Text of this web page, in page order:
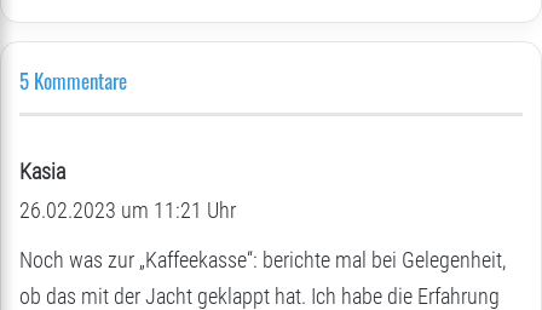
Namen
absolut
verdient!
5 Kommentare
Kasia
a
t
26.02.2023 um 11:21 Uhr
Noch was zur „Kaffeekasse“: berichte mal bei Gelegenheit,
ob das mit der Jacht geklappt hat. Ich habe die Erfahrung